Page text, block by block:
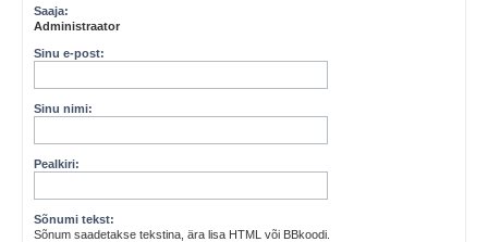
Saaja:
Administraator
Sinu e-post:
Sinu nimi:
Pealkiri:
Sõnumi tekst:
Sõnum saadetakse tekstina, ära lisa HTML või BBkoodi.